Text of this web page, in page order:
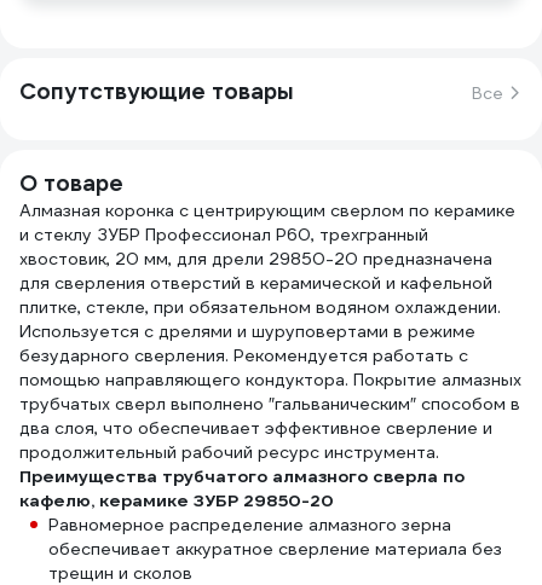
Сопутствующие товары Все
О товаре
Алмазная коронка с центрирующим сверлом по керамике
и стеклу ЗУБР Профессионал Р60, трехгранный
хвостовик, 20 мм, для дрели 29850-20 предназначена
для сверления отверстий в керамической и кафельной
плитке, стекле, при обязательном водяном охлаждении.
Используется с дрелями и шуруповертами в режиме
безударного сверления. Рекомендуется работать с
помощью направляющего кондуктора. Покрытие алмазных
трубчатых сверл выполнено ″гальваническим″ способом в
два слоя, что обеспечивает эффективное сверление и
продолжительный рабочий ресурс инструмента.
Преимущества трубчатого алмазного сверла по
кафелю, керамике ЗУБР 29850-20
Равномерное распределение алмазного зерна
обеспечивает аккуратное сверление материала без
трещин и сколов